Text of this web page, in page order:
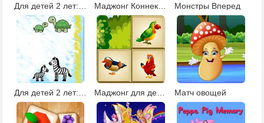
Маджонг Коннект с животными 2 Монстры Вперед
Маджонг для детей 7 лет Матч овощей